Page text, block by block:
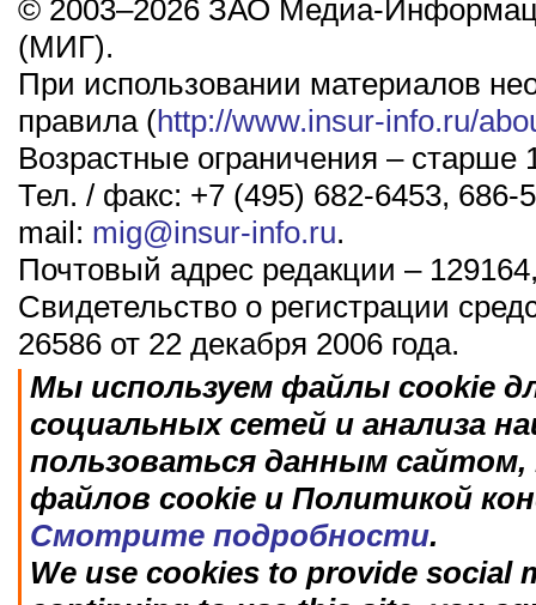
© 2003–2026 ЗАО Медиа-
(МИГ).
При использовании материалов
правила (http://www.insur-info.ru/
Возрастные ограничения – старше
Тел. / факс: +7 (495) 682-6453, 686-
mail: mig@insur-info.ru.
Почтовый адрес редакции –
Свидетельство о регистрации
26586 от 22 декабря 2006 года.
Мы используем файлы cookie
социальных сетей и анализа
пользоваться данным
файлов cookie и Политикой
Смотрите подробности.
We use cookies to provide social